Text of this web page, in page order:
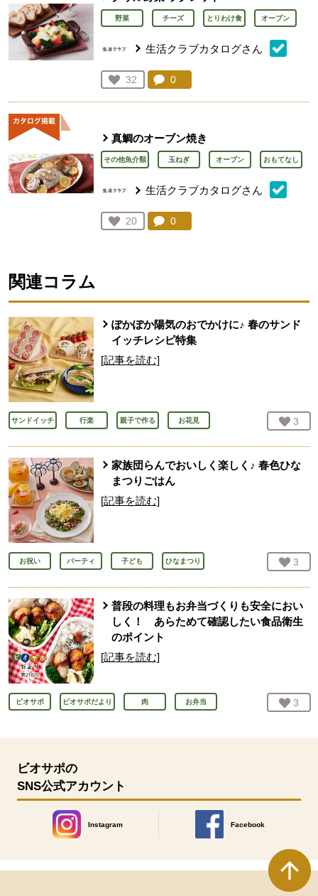
野菜 チーズ とりわけ食 オーブン
生活クラブカタログさん
お気に入り登録：
32
人が登録
コメント：
0
真鯛のオーブン焼き
その他魚介類 玉ねぎ オーブン おもてなし
生活クラブカタログさん
お気に入り登録：
20
人が登録
コメント：
0
関連コラム
ぽかぽか陽気のおでかけに♪ 春のサンド
イッチレシピ特集
[記事を読む]
サンドイッチ 行楽 親子で作る お花見 お気
3
家族団らんでおいしく楽しく♪ 春色ひな
まつりごはん
[記事を読む]
お祝い パーティ 子ども ひなまつり お気
3
普段の料理もお弁当づくりも安全におい
しく！ あらためて確認したい食品衛生
のポイント
[記事を読む]
ビオサポ ビオサポだより 肉 お弁当 お気
3
ビオサポの
SNS公式アカウント
Instagram
別のウィンドウで開きます。
Facebook
別のウィンドウで開きます